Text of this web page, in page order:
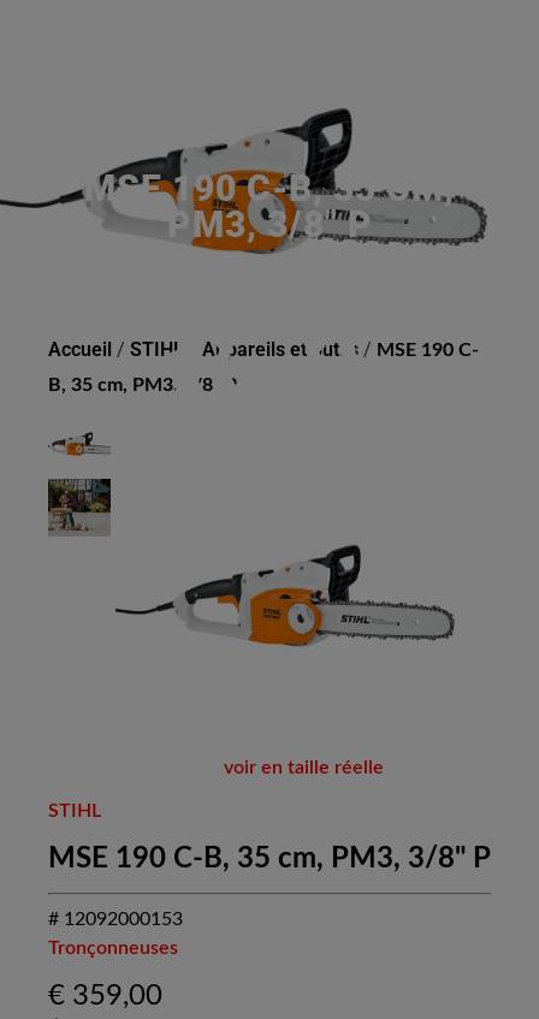
MSE 190 C-B, 35 CM,
PM3, 3/8" P
Accueil / STIHL Appareils et outils / MSE 190 C-
B, 35 cm, PM3, 3/8" P
voir en taille réelle
STIHL
MSE 190 C-B, 35 cm, PM3, 3/8" P
# 12092000153
Tronçonneuses
€ 359,00